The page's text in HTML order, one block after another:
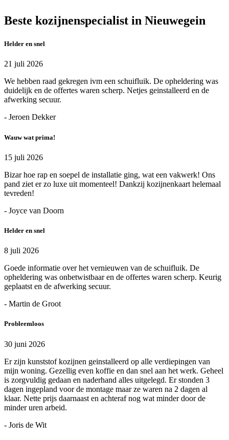
Beste kozijnenspecialist in Nieuwegein
Helder en snel
21 juli 2026
We hebben raad gekregen ivm een schuifluik. De opheldering was
duidelijk en de offertes waren scherp. Netjes geinstalleerd en de
afwerking secuur.
- Jeroen Dekker
Wauw wat prima!
15 juli 2026
Bizar hoe rap en soepel de installatie ging, wat een vakwerk! Ons
pand ziet er zo luxe uit momenteel! Dankzij kozijnenkaart helemaal
tevreden!
- Joyce van Doorn
Helder en snel
8 juli 2026
Goede informatie over het vernieuwen van de schuifluik. De
opheldering was onbetwistbaar en de offertes waren scherp. Keurig
geplaatst en de afwerking secuur.
- Martin de Groot
Probleemloos
30 juni 2026
Er zijn kunststof kozijnen geinstalleerd op alle verdiepingen van
mijn woning. Gezellig even koffie en dan snel aan het werk. Geheel
is zorgvuldig gedaan en naderhand alles uitgelegd. Er stonden 3
dagen ingepland voor de montage maar ze waren na 2 dagen al
klaar. Nette prijs daarnaast en achteraf nog wat minder door de
minder uren arbeid.
- Joris de Wit